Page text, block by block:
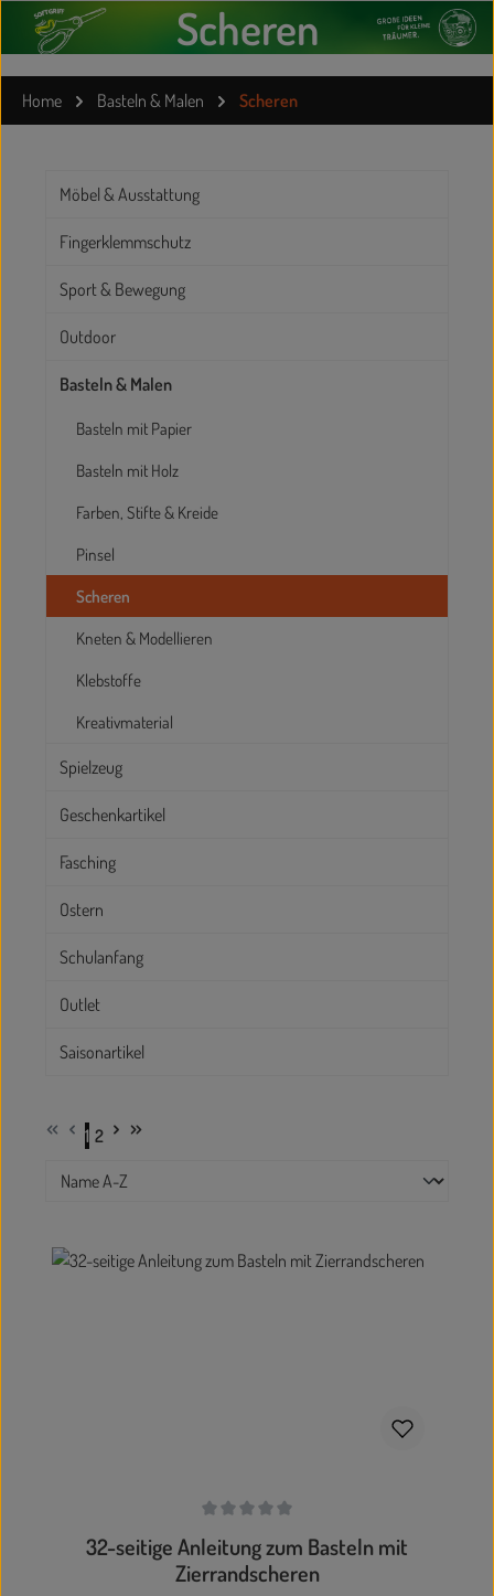
Scheren
Home Basteln & Malen Scheren
Möbel & Ausstattung
Fingerklemmschutz
Sport & Bewegung
Outdoor
Basteln & Malen
Basteln mit Papier
Basteln mit Holz
Farben, Stifte & Kreide
Pinsel
Scheren
Kneten & Modellieren
Klebstoffe
Kreativmaterial
Spielzeug
Geschenkartikel
Fasching
Ostern
Schulanfang
Outlet
Saisonartikel
Seite
1
Seite
2
Durchschnittliche Bewertung von 0 von 5 Sternen
32-seitige Anleitung zum Basteln mit
Zierrandscheren